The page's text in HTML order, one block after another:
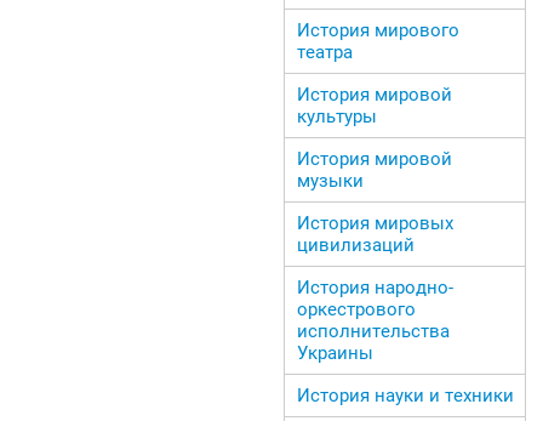
История мирового
театра
История мировой
культуры
История мировой
музыки
История мировых
цивилизаций
История народно-
оркестрового
исполнительства
Украины
История науки и техники